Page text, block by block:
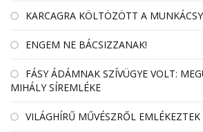
KARCAGRA KÖLTÖZÖTT A
ENGEM NE BÁCSIZZANAK!
FÁSY ÁDÁMNAK SZÍVÜGYE VOLT:
MIHÁLY SÍREMLÉKE
VILÁGHÍRŰ MŰVÉSZRŐL EMLÉKEZTEK